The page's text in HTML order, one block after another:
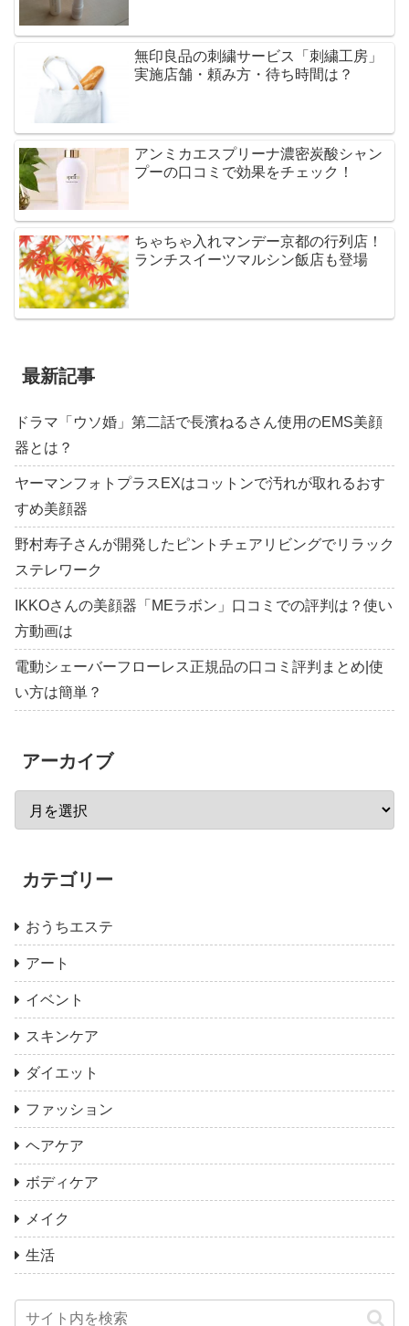
無印良品の刺繍サービス「刺繍工房」
実施店舗・頼み方・待ち時間は？
アンミカエスプリーナ濃密炭酸シャン
プーの口コミで効果をチェック！
ちゃちゃ入れマンデー京都の行列店！
ランチスイーツマルシン飯店も登場
最新記事
ドラマ「ウソ婚」第二話で長濱ねるさん使用のEMS美顔
器とは？
ヤーマンフォトプラスEXはコットンで汚れが取れるおす
すめ美顔器
野村寿子さんが開発したピントチェアリビングでリラック
ステレワーク
IKKOさんの美顔器「MEラボン」口コミでの評判は？使い
方動画は
電動シェーバーフローレス正規品の口コミ評判まとめ|使
い方は簡単？
アーカイブ
カテゴリー
おうちエステ
アート
イベント
スキンケア
ダイエット
ファッション
ヘアケア
ボディケア
メイク
生活